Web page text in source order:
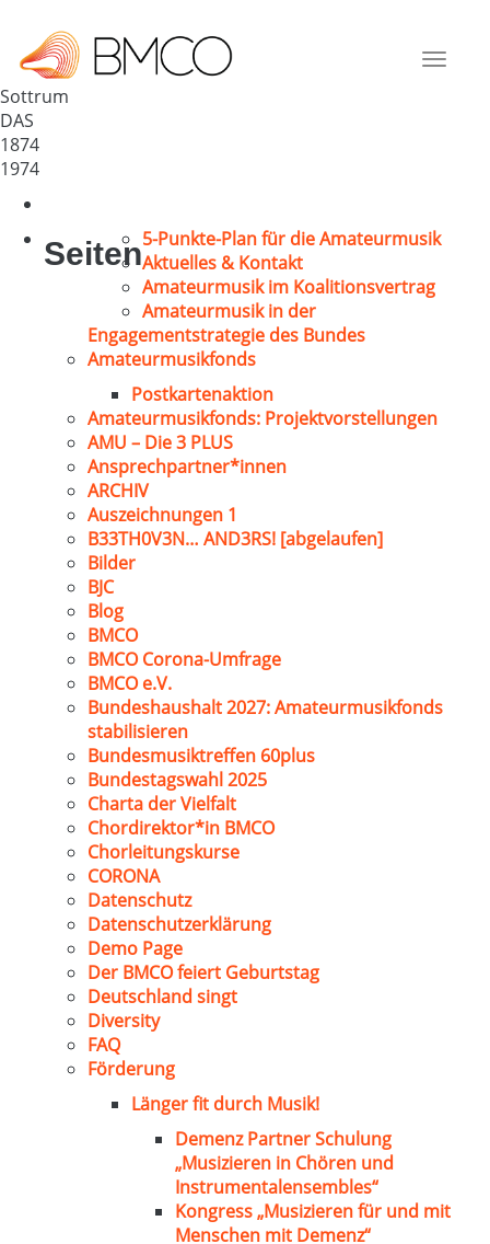
Toggle
Deutschland
31188
Sottrum
DAS
1874
1974
Seiten5-Punkte-Plan für die Amateurmusik
Aktuelles & Kontakt
Amateurmusik im Koalitionsvertrag
Amateurmusik in der
Engagementstrategie des Bundes
Amateurmusikfonds
Postkartenaktion
Amateurmusikfonds: Projektvorstellungen
AMU – Die 3 PLUS
Ansprechpartner*innen
ARCHIV
Auszeichnungen 1
B33TH0V3N… AND3RS! [abgelaufen]
Bilder
BJC
Blog
BMCO
BMCO Corona-Umfrage
BMCO e.V.
Bundeshaushalt 2027: Amateurmusikfonds
stabilisieren
Bundesmusiktreffen 60plus
Bundestagswahl 2025
Charta der Vielfalt
Chordirektor*in BMCO
Chorleitungskurse
CORONA
Datenschutz
Datenschutzerklärung
Demo Page
Der BMCO feiert Geburtstag
Deutschland singt
Diversity
FAQ
Förderung
Länger fit durch Musik!
Demenz Partner Schulung
„Musizieren in Chören und
Instrumentalensembles“
Kongress „Musizieren für und mit
Menschen mit Demenz“